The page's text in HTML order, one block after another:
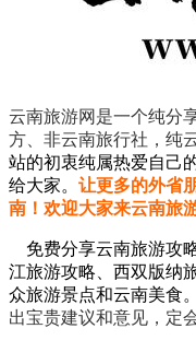
云南旅游网是一个纯分
方、非云南旅行社，纯
站的初衷纯属热爱自己
给大家。 让更多的外省
南！欢迎大家来云南旅
免费分享云南旅游攻
江旅游攻略、西双版纳
众旅游景点和云南美食。
出宝贵建议和意见，定